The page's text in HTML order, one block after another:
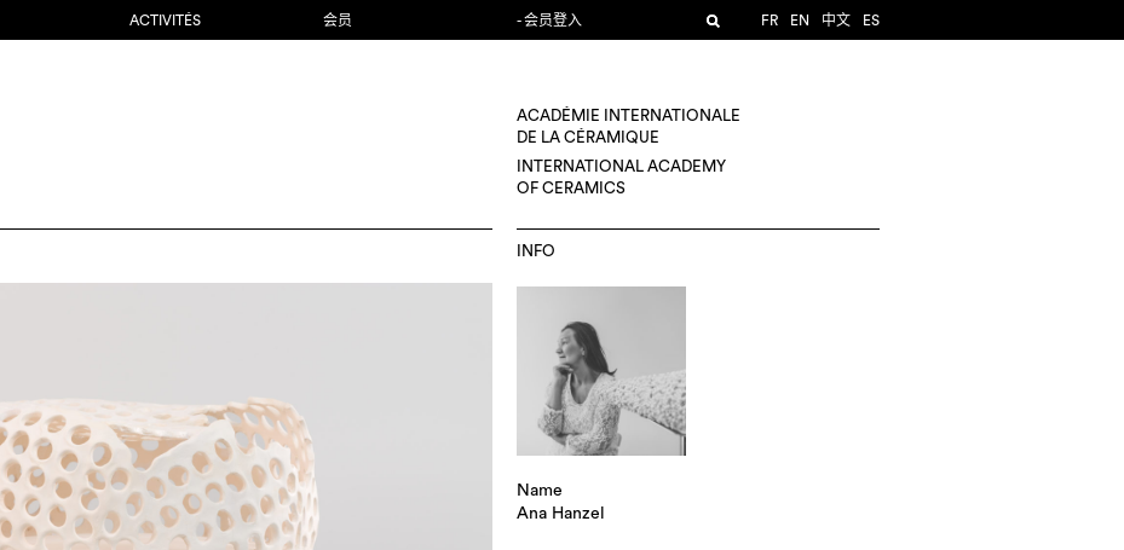
ACTIVITÉS 会员 - 会员登入 FR EN 中文 ES
ACADÉMIE INTERNATIONALE
DE LA CÉRAMIQUE
INTERNATIONAL ACADEMY
OF CERAMICS
INFO
Name
Ana Hanzel